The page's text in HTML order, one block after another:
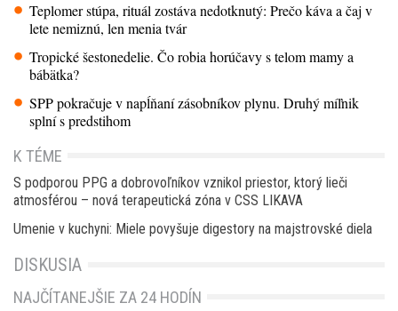
Teplomer stúpa, rituál zostáva nedotknutý: Prečo káva a čaj v
lete nemiznú, len menia tvár
Tropické šestonedelie. Čo robia horúčavy s telom mamy a
bábätka?
SPP pokračuje v napĺňaní zásobníkov plynu. Druhý míľnik
splní s predstihom
K TÉME
S podporou PPG a dobrovoľníkov vznikol priestor, ktorý lieči
atmosférou – nová terapeutická zóna v CSS LIKAVA
Umenie v kuchyni: Miele povyšuje digestory na majstrovské diela
DISKUSIA
NAJČÍTANEJŠIE ZA 24 HODÍN